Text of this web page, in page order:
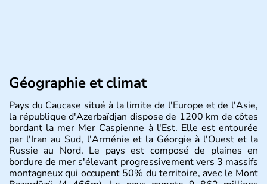
Géographie et climat
Pays du Caucase situé à la limite de l'Europe et de l'Asie,
la république d'Azerbaïdjan dispose de 1200 km de côtes
bordant la mer Mer Caspienne à l'Est. Elle est entourée
par l'Iran au Sud, l'Arménie et la Géorgie à l'Ouest et la
Russie au Nord. Le pays est composé de plaines en
bordure de mer s'élevant progressivement vers 3 massifs
montagneux qui occupent 50% du territoire, avec le Mont